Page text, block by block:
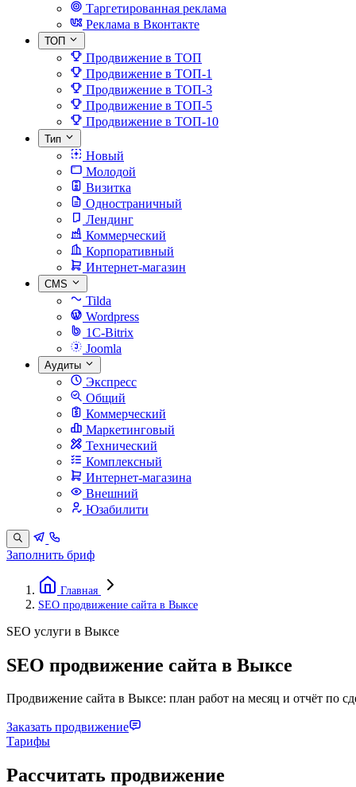
Таргетированная реклама
Реклама в Вконтакте
ТОП
Продвижение в ТОП
Продвижение в ТОП-1
Продвижение в ТОП-3
Продвижение в ТОП-5
Продвижение в ТОП-10
Тип
Новый
Молодой
Визитка
Одностраничный
Лендинг
Коммерческий
Корпоративный
Интернет-магазин
CMS
Tilda
Wordpress
1C-Bitrix
Joomla
Аудиты
Экспресс
Общий
Коммерческий
Маркетинговый
Технический
Комплексный
Интернет-магазина
Внешний
Юзабилити
Заполнить бриф
Главная
SEO продвижение сайта в Выксе
SEO услуги в Выксе
SEO продвижение сайта в Выксе
Продвижение сайта в Выксе: план работ на месяц и отчёт по
Заказать продвижение
Тарифы
Рассчитать продвижение